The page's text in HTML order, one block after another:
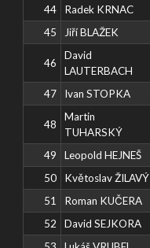
44
Radek KRNAC
45
Jiří BLAŽEK
46
David
LAUTERBACH
47 Ivan STOPKA
48
Martin
TUHARSKÝ
49 Leopold HEJNEŠ
50
Květoslav ŽILAVÝ
51
Roman KUČERA
52
David SEJKORA